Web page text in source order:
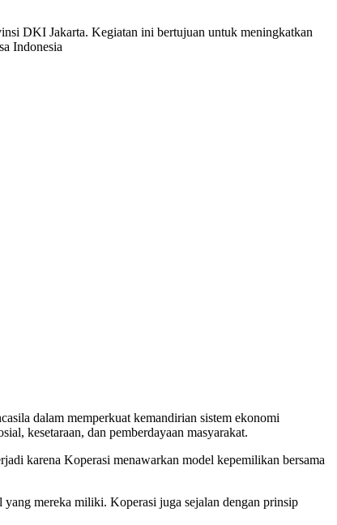
DKI Jakarta. Kegiatan ini bertujuan untuk meningkatkan
Indonesia
dalam memperkuat kemandirian sistem ekonomi
kesetaraan, dan pemberdayaan masyarakat.
karena Koperasi menawarkan model kepemilikan bersama
yang mereka miliki. Koperasi juga sejalan dengan prinsip